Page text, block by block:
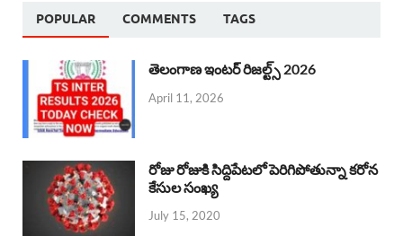
POPULAR COMMENTS TAGS
తెలంగాణ ఇంటర్ రిజల్ట్స్ 2026
April 11, 2026
రోజు రోజుకి సిద్దిపేటలో పెరిగిపోతున్నా కరోన
కేసుల సంఖ్య
July 15, 2020